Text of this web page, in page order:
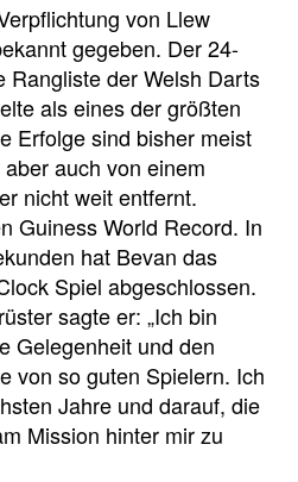
von Llew
gegeben. Der 24-
Rangliste der Welsh Darts
als eines der größten
Erfolge sind bisher meist
auch von einem
nicht weit entfernt.
Guiness World Record. In
hat Bevan das
Spiel abgeschlossen.
sagte er: „Ich bin
Gelegenheit und den
von so guten Spielern. Ich
Jahre und darauf, die
Mission hinter mir zu